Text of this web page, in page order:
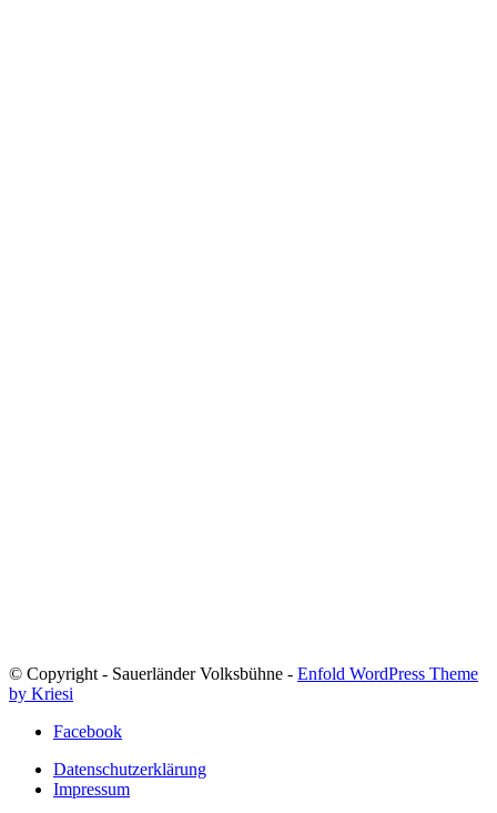
© Copyright - Sauerländer Volksbühne - Enfold WordPress Theme
by Kriesi
Facebook
Datenschutzerklärung
Impressum